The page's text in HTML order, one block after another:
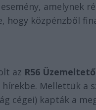
amelynek
hogy közpénzből
az R56
Mellettük a
cégei) kapták a